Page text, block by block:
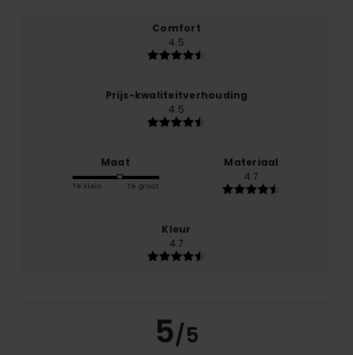
Comfort
4.5
Prijs-kwaliteitverhouding
4.5
Maat
Te klein Te groot
Materiaal
4.7
Kleur
4.7
5/5